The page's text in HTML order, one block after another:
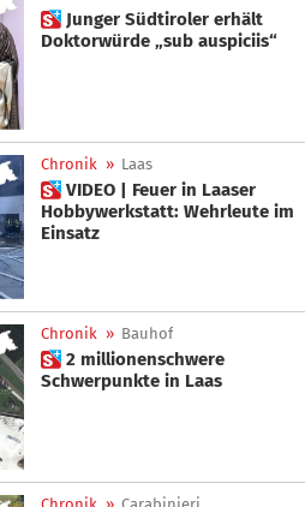
 Junger Südtiroler erhält
Doktorwürde „sub auspiciis“
Chronik » Laas
 VIDEO | Feuer in Laaser
Hobbywerkstatt: Wehrleute im
Einsatz
Chronik » Bauhof
 2 millionenschwere
Schwerpunkte in Laas
Chronik » Carabinieri